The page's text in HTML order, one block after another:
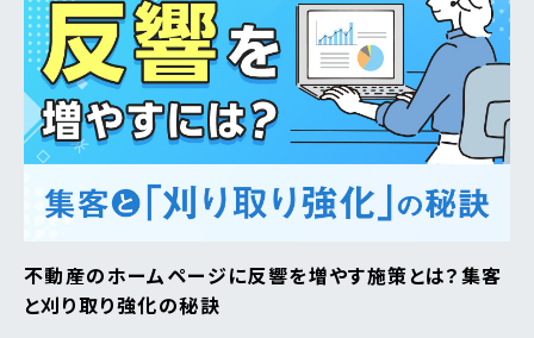
不動産のホームページに反響を増やす施策とは？集客
と刈り取り強化の秘訣